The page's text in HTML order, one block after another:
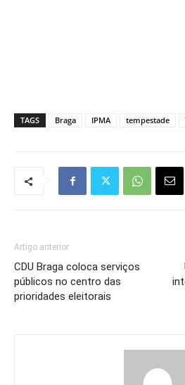
TAGS Braga IPMA tempestade
Artigo anterior
CDU Braga coloca serviços
públicos no centro das
prioridades eleitorais